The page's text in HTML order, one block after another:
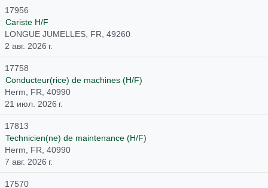
17956
Cariste H/F
LONGUE JUMELLES, FR, 49260
2 авг. 2026 г.
17758
Conducteur(rice) de machines (H/F)
Herm, FR, 40990
21 июл. 2026 г.
17813
Technicien(ne) de maintenance (H/F)
Herm, FR, 40990
7 авг. 2026 г.
17570